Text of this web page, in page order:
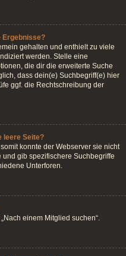
Ergebnisse?
gehalten und enthielt zu viele
werden. Stelle eine
die dir die erweiterte Suche
dass dein(e) Suchbegriff(e) hier
ggf. die Rechtschreibung der
leere Seite?
konnte der Webserver sie nicht
gib spezifischere Suchbegriffe
Unterforen.
einem Mitglied suchen“.